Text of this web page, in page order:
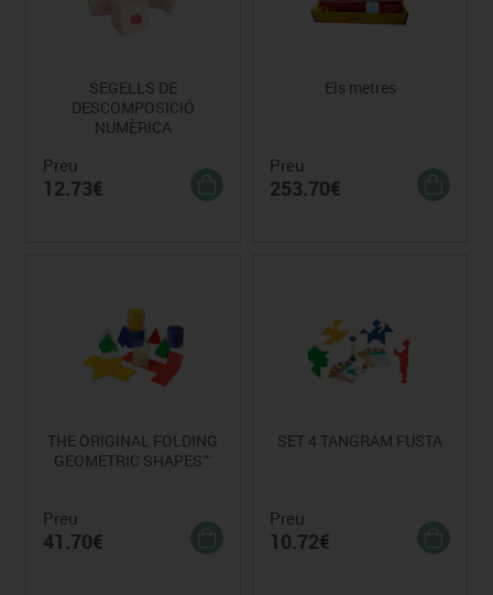
SEGELLS DE
DESCOMPOSICIÓ
NUMÈRICA
Preu
12.73€
Els metres
Preu
253.70€
THE ORIGINAL FOLDING
GEOMETRIC SHAPES™
Preu
41.70€
SET 4 TANGRAM FUSTA
Preu
10.72€